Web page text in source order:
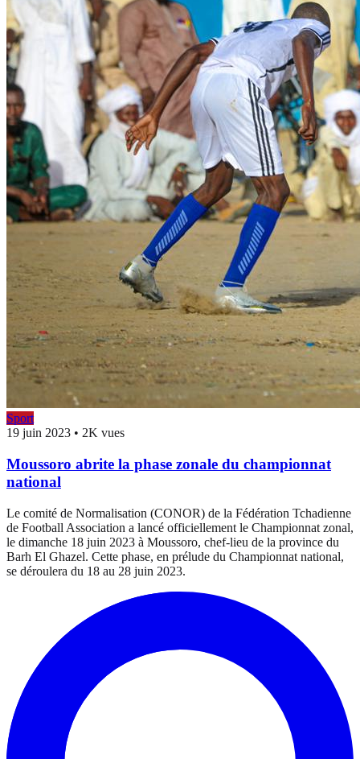
Sport
19 juin 2023 • 2K vues
Moussoro abrite la phase zonale du championnat
national
Le comité de Normalisation (CONOR) de la Fédération Tchadienne
de Football Association a lancé officiellement le Championnat zonal,
le dimanche 18 juin 2023 à Moussoro, chef-lieu de la province du
Barh El Ghazel. Cette phase, en prélude du Championnat national,
se déroulera du 18 au 28 juin 2023.